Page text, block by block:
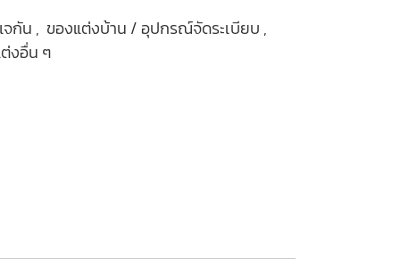
จกัน , ของแต่งบ้าน / อุปกรณ์จัดระเบียบ ,
งอื่น ๆ